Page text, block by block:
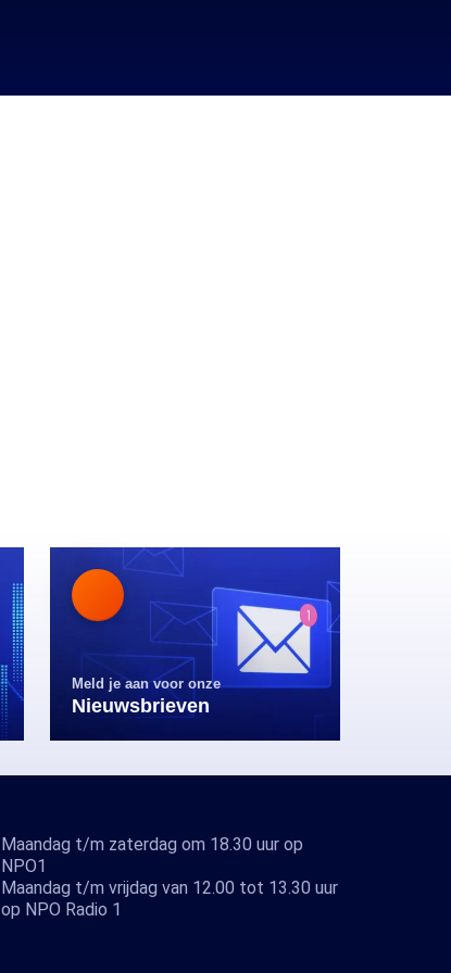
Meld je aan voor onze
Nieuwsbrieven
Maandag t/m zaterdag om 18.30 uur op
NPO1
Maandag t/m vrijdag van 12.00 tot 13.30 uur
op NPO Radio 1